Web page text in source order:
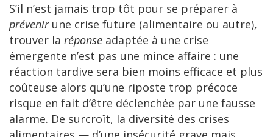
S’il n’est jamais trop tôt pour se préparer à
prévenirune crise future (alimentaire ou autre),
trouver la réponse adaptée à une crise
émergente n’est pas une mince affaire : une
réaction tardive sera bien moins efficace et plus
coûteuse alors qu’une riposte trop précoce
risque en fait d’être déclenchée par une fausse
alarme. De surcroît, la diversité des crises